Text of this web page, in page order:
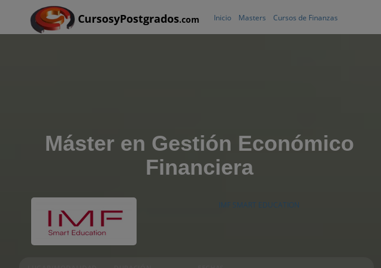
CursosyPostgrados.com Inicio Masters Cursos de Finanzas
Máster en Gestión Económico
Financiera
IMF SMART EDUCATION